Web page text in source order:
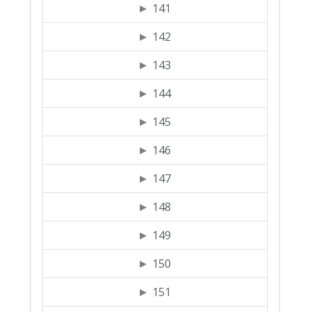
141
142
143
144
145
146
147
148
149
150
151